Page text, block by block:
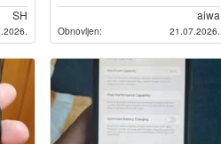
SH aiwa
Obnovljen: 21.07.2026.